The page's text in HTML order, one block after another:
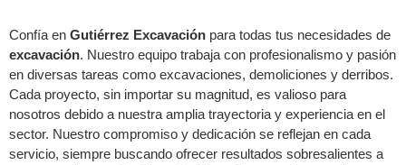
Confía en Gutiérrez Excavación para todas tus necesidades de
excavación. Nuestro equipo trabaja con profesionalismo y pasión
en diversas tareas como excavaciones, demoliciones y derribos.
Cada proyecto, sin importar su magnitud, es valioso para
nosotros debido a nuestra amplia trayectoria y experiencia en el
sector. Nuestro compromiso y dedicación se reflejan en cada
servicio, siempre buscando ofrecer resultados sobresalientes a